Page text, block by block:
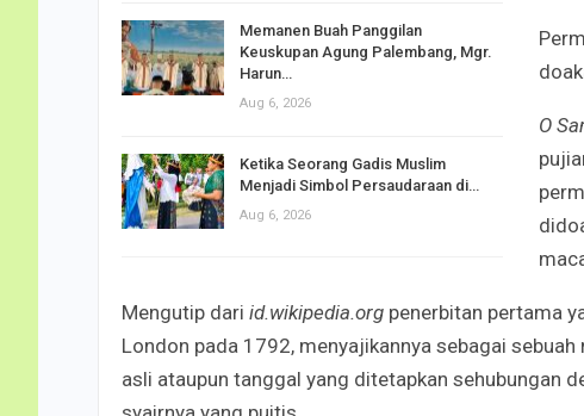
Memanen Buah Panggilan
Keuskupan Agung Palembang, Mgr.
Harun…
Aug 6, 2026
Ketika Seorang Gadis Muslim
Menjadi Simbol Persaudaraan di…
Aug 6, 2026
O
Mengutip dari id.wikipedia.org penerbitan pertama
London pada 1792, menyajikannya sebagai
asli ataupun tanggal yang ditetapkan sehubungan